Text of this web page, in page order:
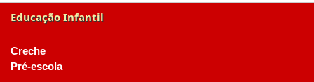
Educação Infantil
Creche
Pré-escola